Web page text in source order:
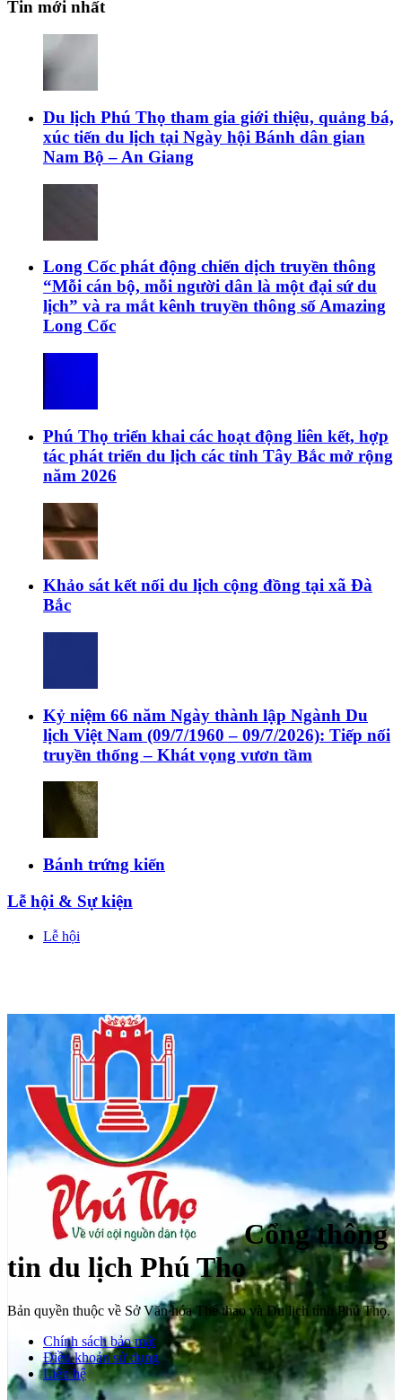
Tin mới nhất
Du lịch Phú Thọ tham gia giới thiệu, quảng bá,
xúc tiến du lịch tại Ngày hội Bánh dân gian
Nam Bộ – An Giang
Long Cốc phát động chiến dịch truyền thông
“Mỗi cán bộ, mỗi người dân là một đại sứ du
lịch” và ra mắt kênh truyền thông số Amazing
Long Cốc
Phú Thọ triển khai các hoạt động liên kết, hợp
tác phát triển du lịch các tỉnh Tây Bắc mở rộng
năm 2026
Khảo sát kết nối du lịch cộng đồng tại xã Đà
Bắc
Kỷ niệm 66 năm Ngày thành lập Ngành Du
lịch Việt Nam (09/7/1960 – 09/7/2026): Tiếp nối
truyền thống – Khát vọng vươn tầm
Bánh trứng kiến
Lễ hội & Sự kiện
Lễ hội
Cổng thông
tin du lịch Phú Thọ
Bản quyền thuộc về Sở Văn hóa Thể thao và Du lịch tỉnh Phú Thọ.
Chính sách bảo mật
Điều khoản sử dụng
Liên hệ